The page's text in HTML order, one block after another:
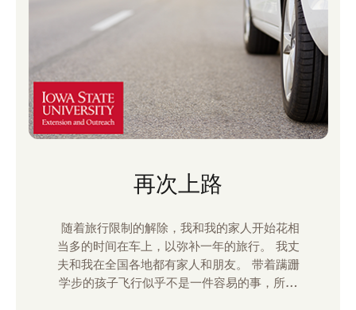
再次上路
随着旅行限制的解除，我和我的家人开始花相
当多的时间在车上，以弥补一年的旅行。 我丈
夫和我在全国各地都有家人和朋友。 带着蹒跚
学步的孩子飞行似乎不是一件容易的事，所以